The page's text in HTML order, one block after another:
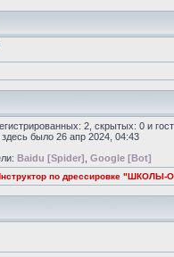
2, скрытых: 0 и
здесь было 26 апр 2024, 04:43
Baidu [Spider] Google [Bot]
по дрессировке "ШКОЛЫ-